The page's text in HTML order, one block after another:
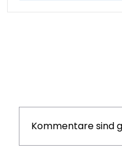
Kommentare sind